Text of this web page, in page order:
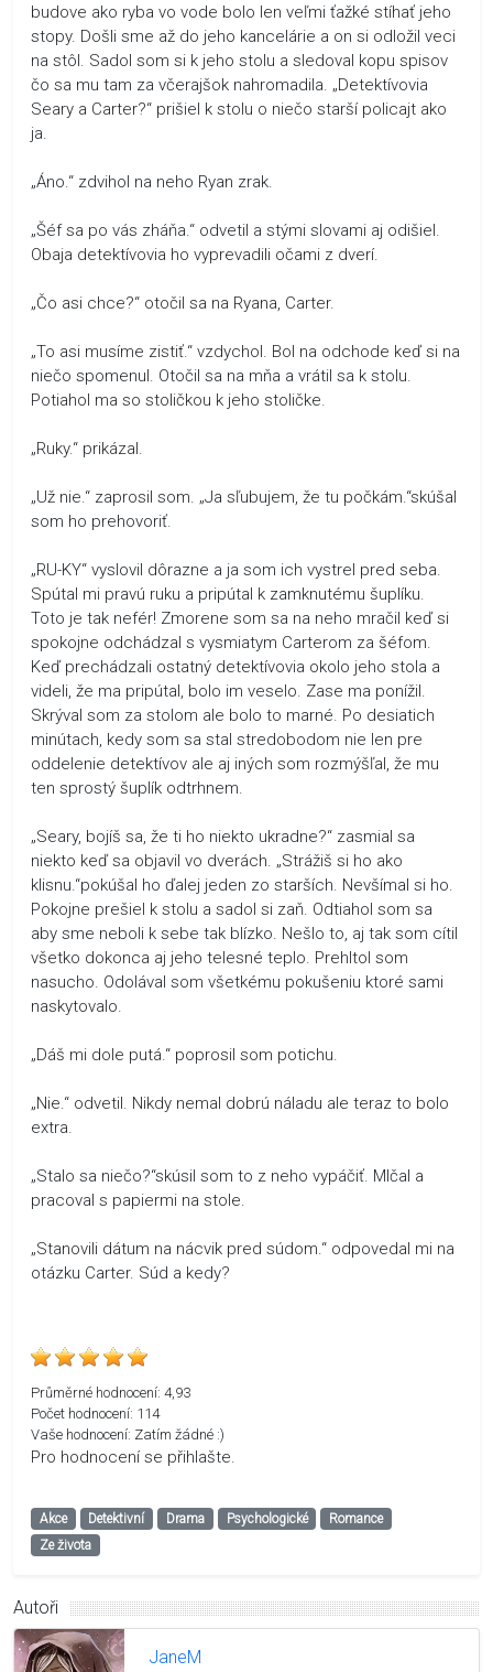
budove ako ryba vo vode bolo len veľmi ťažké stíhať jeho
stopy. Došli sme až do jeho kancelárie a on si odložil veci
na stôl. Sadol som si k jeho stolu a sledoval kopu spisov
čo sa mu tam za včerajšok nahromadila. „Detektívovia
Seary a Carter?“ prišiel k stolu o niečo starší policajt ako
ja.
„Áno.“ zdvihol na neho Ryan zrak.
„Šéf sa po vás zháňa.“ odvetil a stými slovami aj odišiel.
Obaja detektívovia ho vyprevadili očami z dverí.
„Čo asi chce?“ otočil sa na Ryana, Carter.
„To asi musíme zistiť.“ vzdychol. Bol na odchode keď si na
niečo spomenul. Otočil sa na mňa a vrátil sa k stolu.
Potiahol ma so stoličkou k jeho stoličke.
„Ruky.“ prikázal.
„Už nie.“ zaprosil som. „Ja sľubujem, že tu počkám.“skúšal
som ho prehovoriť.
„RU-KY“ vyslovil dôrazne a ja som ich vystrel pred seba.
Spútal mi pravú ruku a pripútal k zamknutému šuplíku.
Toto je tak nefér! Zmorene som sa na neho mračil keď si
spokojne odchádzal s vysmiatym Carterom za šéfom.
Keď prechádzali ostatný detektívovia okolo jeho stola a
videli, že ma pripútal, bolo im veselo. Zase ma ponížil.
Skrýval som za stolom ale bolo to marné. Po desiatich
minútach, kedy som sa stal stredobodom nie len pre
oddelenie detektívov ale aj iných som rozmýšľal, že mu
ten sprostý šuplík odtrhnem.
„Seary, bojíš sa, že ti ho niekto ukradne?“ zasmial sa
niekto keď sa objavil vo dverách. „Strážiš si ho ako
klisnu.“pokúšal ho ďalej jeden zo starších. Nevšímal si ho.
Pokojne prešiel k stolu a sadol si zaň. Odtiahol som sa
aby sme neboli k sebe tak blízko. Nešlo to, aj tak som cítil
všetko dokonca aj jeho telesné teplo. Prehltol som
nasucho. Odolával som všetkému pokušeniu ktoré sami
naskytovalo.
„Dáš mi dole putá.“ poprosil som potichu.
„Nie.“ odvetil. Nikdy nemal dobrú náladu ale teraz to bolo
extra.
„Stalo sa niečo?“skúsil som to z neho vypáčiť. Mlčal a
pracoval s papiermi na stole.
„Stanovili dátum na nácvik pred súdom.“ odpovedal mi na
otázku Carter. Súd a kedy?
Průměrné hodnocení: 4,93
Počet hodnocení: 114
Vaše hodnocení: Zatím žádné :)
Pro hodnocení se přihlašte.
Akce Detektivní Drama Psychologické
Romance
Ze života
Autoři
JaneM